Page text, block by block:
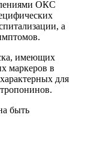
ОКС
а
имеющих
маркеров в
для
быть